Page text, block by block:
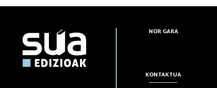
NOR GARA
KONTAKTUA